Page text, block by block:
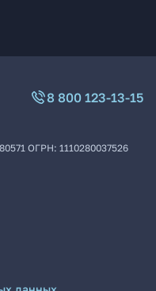
8 800 123-13-15
ОГРН: 1110280037526